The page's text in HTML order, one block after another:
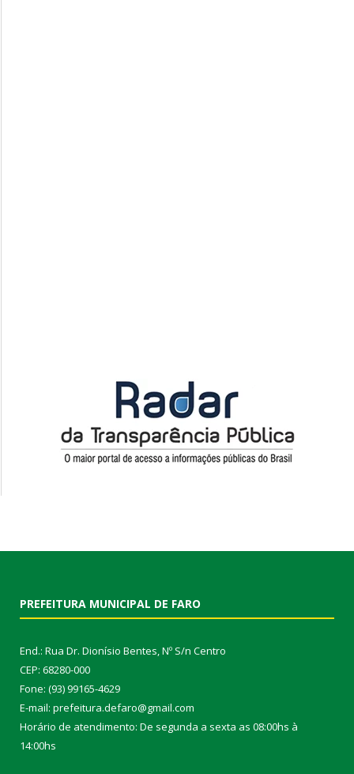
PREFEITURA MUNICIPAL DE FARO
End.: Rua Dr. Dionísio Bentes, Nº S/n Centro
CEP: 68280-000
Fone: (93) 99165-4629
E-mail: prefeitura.defaro@gmail.com
Horário de atendimento: De segunda a sexta as 08:00hs à
14:00hs